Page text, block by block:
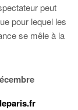
peut
pour lequel les
se mêle à la